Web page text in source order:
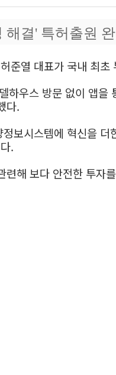
결' 특허출원
준열 대표가 국내 최
우스 방문 없이 앱
다.
보시스템에 혁신을
.
해 보다 안전한 투